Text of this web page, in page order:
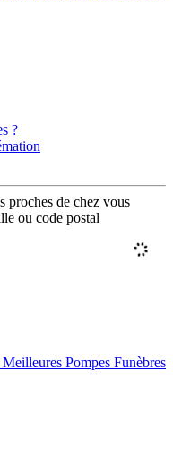
?
proches de chez vous
ou code postal
Pompes Funèbres